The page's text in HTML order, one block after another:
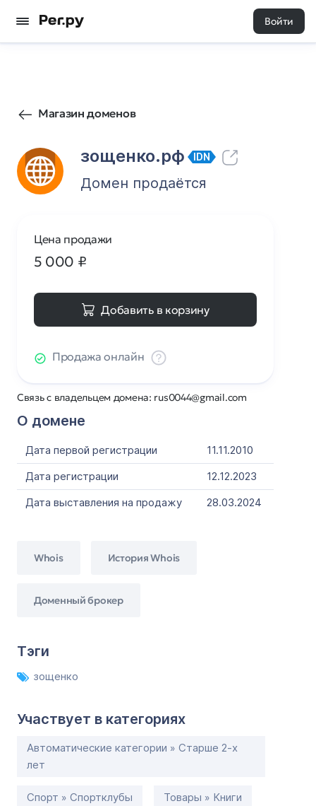
Войти
Магазин доменов
зощенко.рф IDN
4 0
Домен продаётся
Связь с владельцем домена: rus0044@gmail.com
О домене
Дата первой регистрации
11.11.2010
Дата регистрации
12.12.2023
Дата выставления на продажу
28.03.2024
Whois История Whois
Доменный брокер
Тэги
зощенко
Участвует в категориях
Автоматические категории » Старше 2-х
лет
Спорт » Спортклубы Товары » Книги
Цена продажи
5 000 ₽
Добавить в корзину
Продажа онлайн